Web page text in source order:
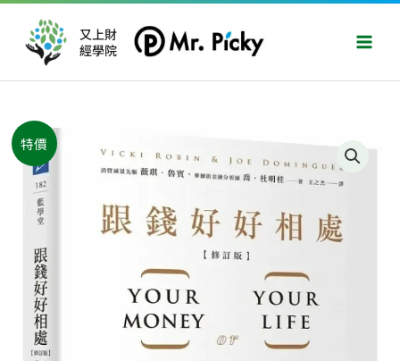
要
又上財
經學院
特價
始
格：
NT$420。
前
價
格：
NT$331。
跟
錢
（修
版）：